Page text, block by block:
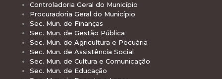
Controladoria Geral do Município
Procuradoria Geral do Município
Sec. Mun. de Finanças
Sec. Mun. de Gestão Pública
Sec. Mun. de Agricultura e Pecuária
Sec. Mun. de Assistência Social
Sec. Mun. de Cultura e Comunicação
Sec. Mun. de Educação